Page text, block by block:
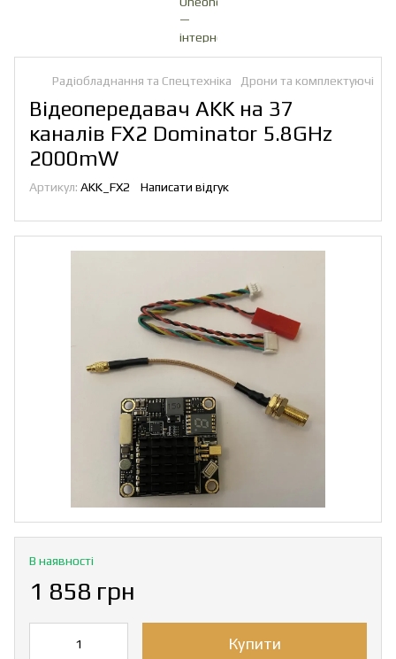
Радіобладнання та Спецтехніка Дрони та комплектуючі
Відеопередавач AKK на 37
каналів FX2 Dominator 5.8GHz
2000mW
Артикул: AKK_FX2 Написати відгук
В наявності
1 858 грн
Купити